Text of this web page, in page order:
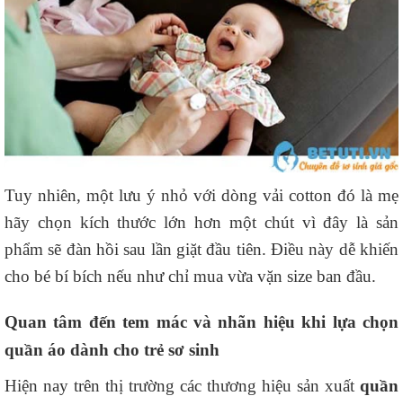
Tuy nhiên, một lưu ý nhỏ với dòng vải cotton đó là mẹ
hãy chọn kích thước lớn hơn một chút vì đây là sản
phẩm sẽ đàn hồi sau lần giặt đầu tiên. Điều này dễ khiến
cho bé bí bích nếu như chỉ mua vừa vặn size ban đầu.
Quan tâm đến tem mác và nhãn hiệu khi lựa chọn
quần áo dành cho trẻ sơ sinh
Hiện nay trên thị trường các thương hiệu sản xuất quần